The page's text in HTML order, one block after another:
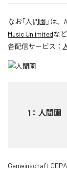
なお「人間園 」は、
Music Unlimitedな
各配信サービス：
1 ： 人間園
Gemeinschaft